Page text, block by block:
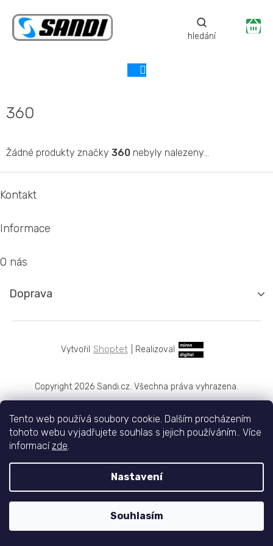
Tento web používá soubory cookie. Dalším procházením
tohoto webu vyjadřujete souhlas s jejich používáním.. Více
informacízde.
Nastavení
Souhlasím
obsah
360
Žádné produkty značky 360 nebyly nalezeny...
á
t
Kontakt
Informace
O nás
Doprava
Shoptet Realizoval
Copyright 2026 Sandi.cz. Všechna práva vyhrazena.